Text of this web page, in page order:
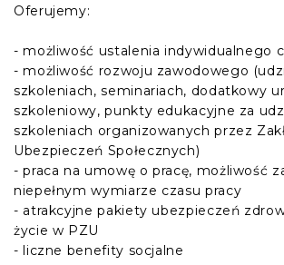
Oferujemy:
- możliwość ustalenia indywidualnego
- możliwość rozwoju zawodowego
szkoleniach, seminariach, dodatkowy
szkoleniowy, punkty edukacyjne za
szkoleniach organizowanych przez
Ubezpieczeń Społecznych)
- praca na umowę o pracę, możliwość
niepełnym wymiarze czasu pracy
- atrakcyjne pakiety ubezpieczeń
życie w PZU
- liczne benefity socjalne